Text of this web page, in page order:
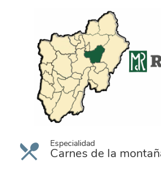
ayuntamiento_riano.png
Especialidad
Carnes de la